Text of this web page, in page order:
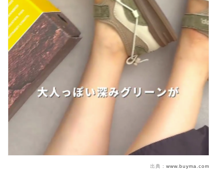
出典： www.buyma.com